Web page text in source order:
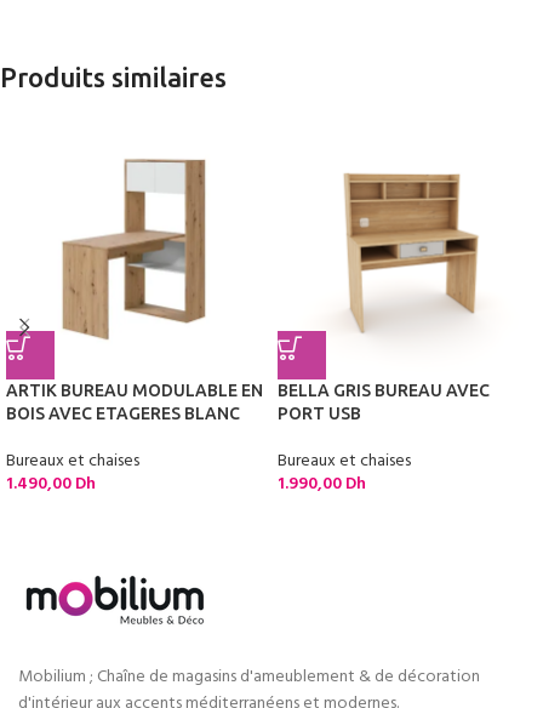
Produits similaires
ARTIK BUREAU MODULABLE EN
BOIS AVEC ETAGERES BLANC
Bureaux et chaises
1.490,00Dh
BELLA GRIS BUREAU AVEC
PORT USB
Bureaux et chaises
1.990,00Dh
Mobilium ; Chaîne de magasins d'ameublement & de décoration